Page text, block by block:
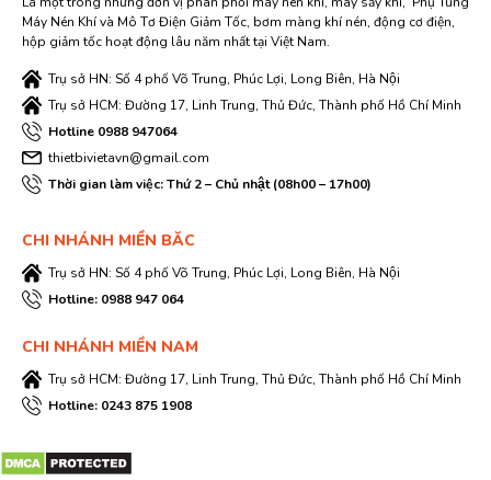
Máy Nén Khí và Mô Tơ Điện Giảm Tốc, bơm màng khí nén, động cơ điện,
hộp giảm tốc hoạt động lâu năm nhất tại Việt Nam.
Trụ sở HN: Số 4 phố Võ Trung, Phúc Lợi, Long Biên, Hà Nội
Trụ sở HCM: Đường 17, Linh Trung, Thủ Đức, Thành phố Hồ Chí Minh
Hotline 0988 947064
thietbivietavn@gmail.com
Thời gian làm việc: Thứ 2 – Chủ nhật (08h00 – 17h00)
CHI NHÁNH MIỀN BĂC
Trụ sở HN: Số 4 phố Võ Trung, Phúc Lợi, Long Biên, Hà Nội
Hotline: 0988 947 064
CHI NHÁNH MIỀN NAM
Trụ sở HCM: Đường 17, Linh Trung, Thủ Đức, Thành phố Hồ Chí Minh
Hotline: 0243 875 1908